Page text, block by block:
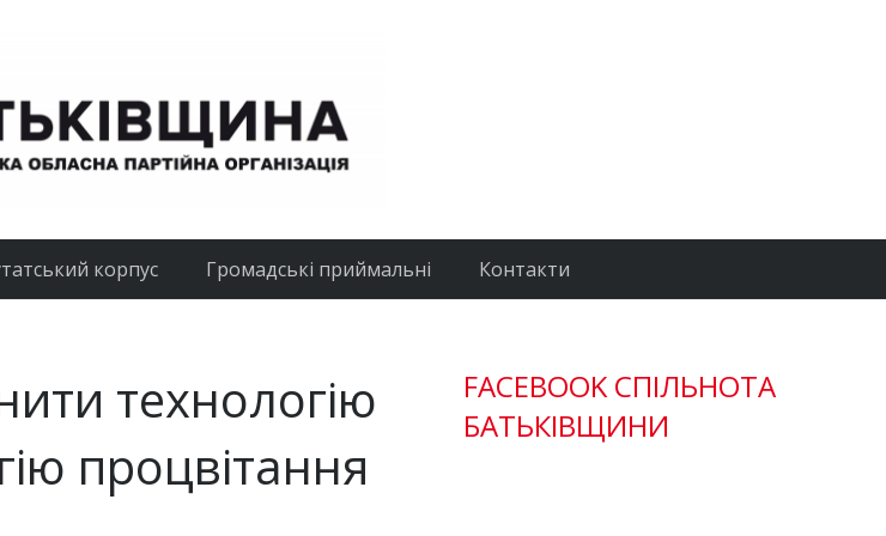
корпус Громадські приймальні Контакти
технологію
процвітання
FACEBOOK СПІЛЬНОТА
БАТЬКІВЩИНИ